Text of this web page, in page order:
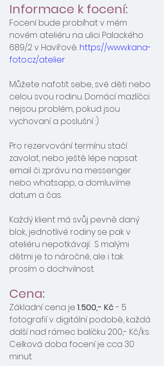
Informace k focení:
Focení bude probíhat v mém
novém ateliéru na ulici Palackého
689/2 v Havířově. https://www.kana-
foto.cz/atelier
Můžete nafotit sebe, své děti nebo
celou svou rodinu. Domácí mazlíčci
nejsou problém, pokud jsou
vychovaní a poslušní :)
Pro rezervování termínu stačí
zavolat, nebo ještě lépe napsat
email či zprávu na messenger
nebo whatsapp, a domluvíme
datum a čas.
Každý klient má svůj pevně daný
blok, jednotlivé rodiny se pak v
ateliéru nepotkávají.  S malými
dětmi je to náročné, ale i tak
prosím o dochvilnost.
Cena:
Základní cena je 1.500,- Kč - 5
fotografií v digitální podobě, každá
další nad rámec balíčku 200,- Kč/ks.
Celková doba focení je cca 30
minut.